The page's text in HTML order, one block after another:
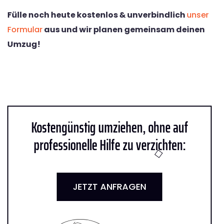
Fülle noch heute kostenlos & unverbindlich unser
Formularaus und wir planen gemeinsam deinen
Umzug!
Kostengünstig umziehen, ohne auf
professionelle Hilfe zu verzichten:
JETZT ANFRAGEN